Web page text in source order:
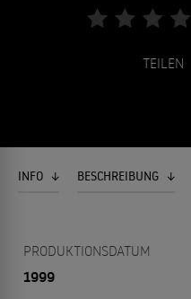
TEILEN
INFO BESCHREIBUNG
PRODUKTIONSDATUM
1999